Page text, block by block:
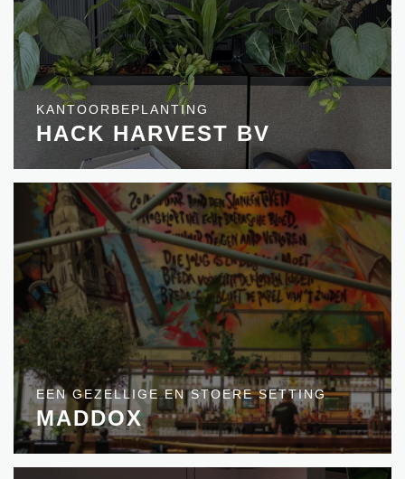
KANTOORBEPLANTING
HACK HARVEST BV
EEN GEZELLIGE EN STOERE SETTING
MADDOX